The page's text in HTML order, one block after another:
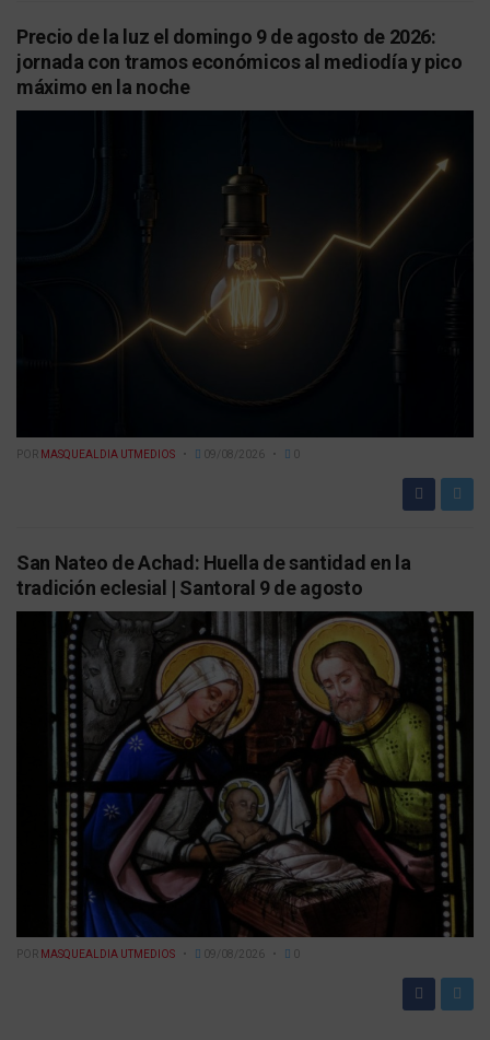
Precio de la luz el domingo 9 de agosto de 2026:
jornada con tramos económicos al mediodía y pico
máximo en la noche
POR MASQUEALDIA UTMEDIOS 09/08/2026 0
San Nateo de Achad: Huella de santidad en la
tradición eclesial | Santoral 9 de agosto
POR MASQUEALDIA UTMEDIOS 09/08/2026 0